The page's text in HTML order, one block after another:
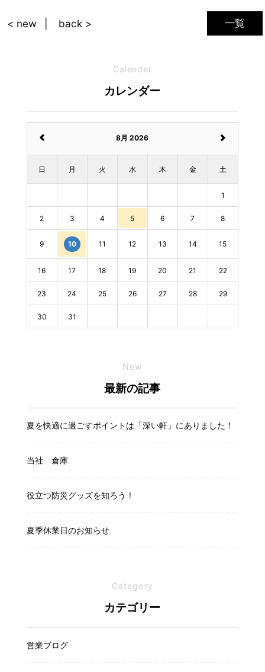
一覧
< new back >
Calender
カレンダー
8月 2026
日 月 火 水 木 金 土
1
2 3 4 5 6 7 8
9 10 11 12 13 14 15
16 17 18 19 20 21 22
23 24 25 26 27 28 29
30 31
New
最新の記事
夏を快適に過ごすポイントは「深い軒」にありました！
当社 倉庫
役立つ防災グッズを知ろう！
夏季休業日のお知らせ
Category
カテゴリー
営業ブログ